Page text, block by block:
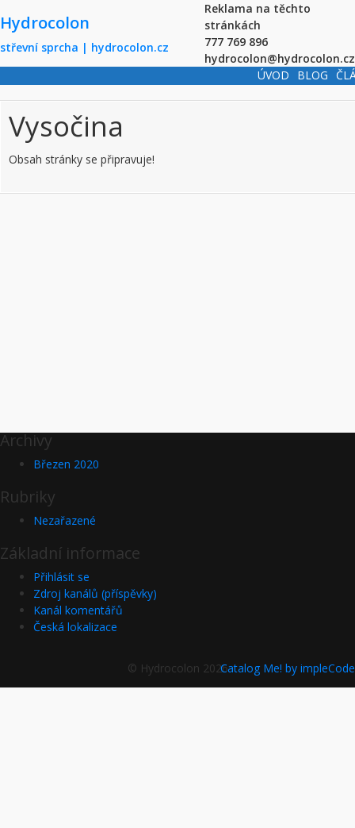
Hydrocolon
střevní sprcha | hydrocolon.cz
Reklama na těchto
stránkách
777 769 896
hydrocolon@hydrocolon.cz
ÚVOD
BLOG
Vysočina
Obsah stránky se připravuje!
Archivy
Březen 2020
Rubriky
Nezařazené
Základní informace
Přihlásit se
Zdroj kanálů (příspěvky)
Kanál komentářů
Česká lokalizace
© Hydrocolon 2026Catalog Me! by impleCode